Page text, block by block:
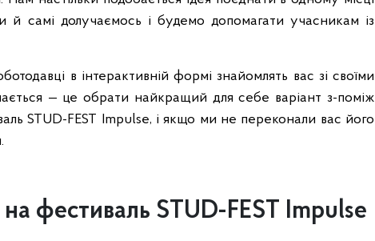
й самі долучаємось і будемо допомагати учасникам із
в інтерактивній формі знайомлять вас зі своїми
— це обрати найкращий для себе варіант з-поміж
STUD-FEST Impulse, і якщо ми не переконали вас його
фестиваль STUD-FEST Impulse